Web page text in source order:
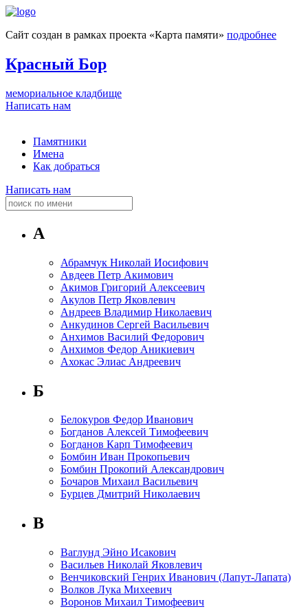
Сайт создан в рамках проекта «Карта памяти» подробнее
Красный Бор
мемориальное кладбище
Написать нам
Памятники
Имена
Как добраться
Написать нам
А
Абрамчук Николай Иосифович
Авдеев Петр Акимович
Акимов Григорий Алексеевич
Акулов Петр Яковлевич
Андреев Владимир Николаевич
Анкудинов Сергей Васильевич
Анхимов Василий Федорович
Анхимов Федор Аникиевич
Ахокас Элиас Андреевич
Б
Белокуров Федор Иванович
Богданов Алексей Тимофеевич
Богданов Карп Тимофеевич
Бомбин Иван Прокопьевич
Бомбин Прокопий Александрович
Бочаров Михаил Васильевич
Бурцев Дмитрий Николаевич
В
Ваглунд Эйно Исакович
Васильев Николай Яковлевич
Венчиковский Генрих Иванович (Лапут-Лапата)
Волков Лука Михеевич
Воронов Михаил Тимофеевич